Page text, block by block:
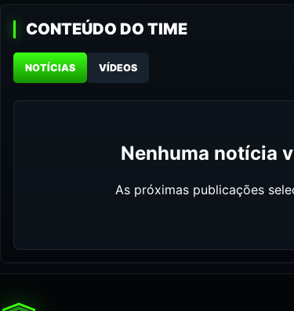
CONTEÚDO DO TIME
NOTÍCIAS VÍDEOS
Nenhuma notícia
As próximas publicações